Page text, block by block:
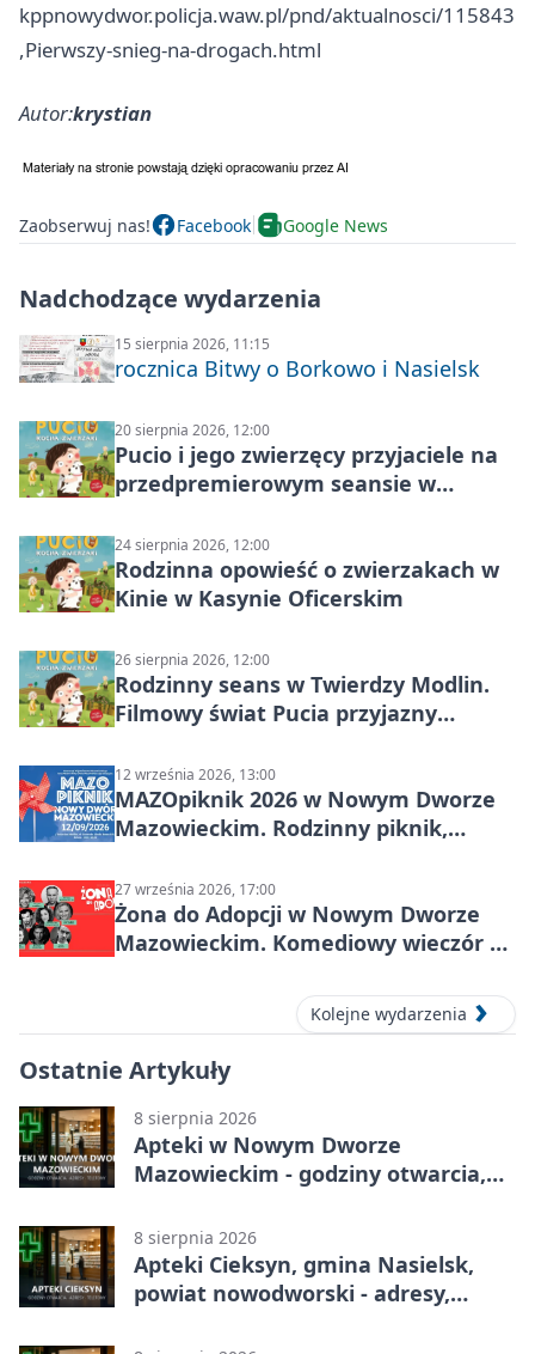
kppnowydwor.policja.waw.pl/pnd/aktualnosci/115843
,Pierwszy-snieg-na-drogach.html
Autor:krystian
Zaobserwuj nas! Facebook Google News
Nadchodzące wydarzenia
15 sierpnia 2026, 11:15
rocznica Bitwy o Borkowo i Nasielsk
20 sierpnia 2026, 12:00
Pucio i jego zwierzęcy przyjaciele na
przedpremierowym seansie w
24 sierpnia 2026, 12:00
Rodzinna opowieść o zwierzakach w
Kinie w Kasynie Oficerskim
26 sierpnia 2026, 12:00
Rodzinny seans w Twierdzy Modlin.
Filmowy świat Pucia przyjazny
12 września 2026, 13:00
MAZOpiknik 2026 w Nowym Dworze
Mazowieckim. Rodzinny piknik,
27 września 2026, 17:00
Żona do Adopcji w Nowym Dworze
Mazowieckim. Komediowy wieczór w
Kolejne wydarzenia
Ostatnie Artykuły
8 sierpnia 2026
Apteki w Nowym Dworze
Mazowieckim - godziny otwarcia,
8 sierpnia 2026
Apteki Cieksyn, gmina Nasielsk,
powiat nowodworski - adresy,